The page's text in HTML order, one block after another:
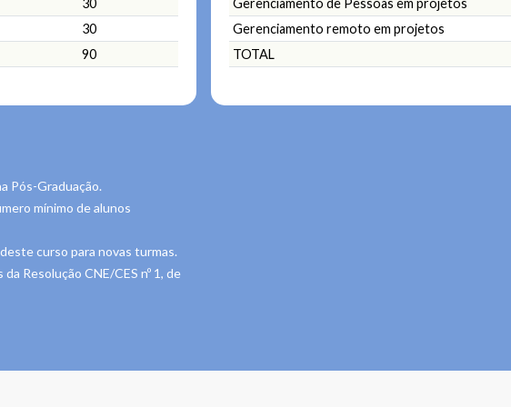
30
30
90
Gerenciamento de Pessoas em projetos
Gerenciamento remoto em projetos
TOTAL
Pós-Graduação.
mínimo de alunos
curso para novas turmas.
Resolução CNE/CES nº 1, de